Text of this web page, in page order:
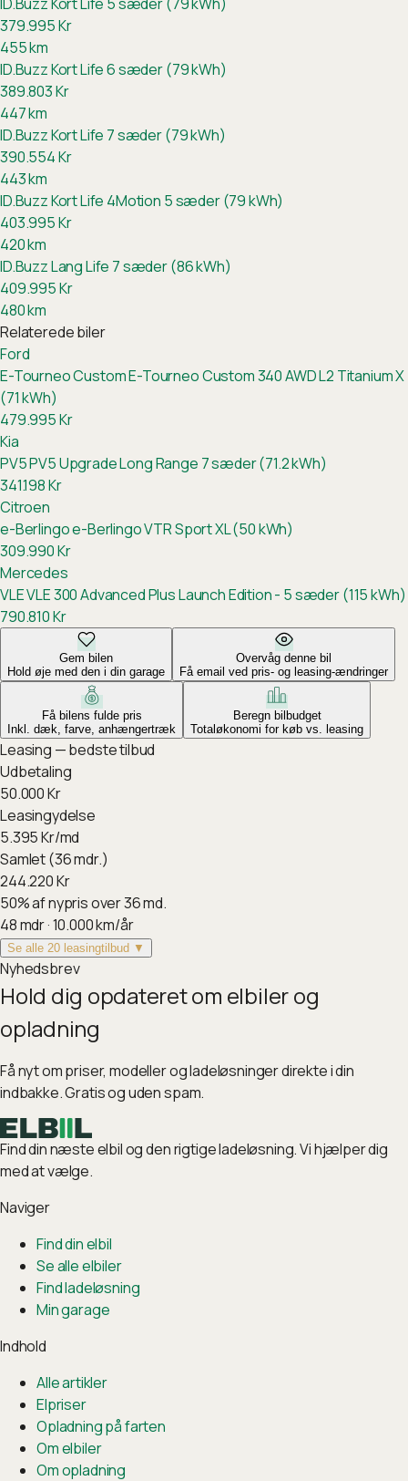
379.995Kr
455km
ID.Buzz Kort Life 6 sæder (79 kWh)
389.803Kr
447km
ID.Buzz Kort Life 7 sæder (79 kWh)
390.554Kr
443km
ID.Buzz Kort Life 4Motion 5 sæder (79 kWh)
403.995Kr
420km
ID.Buzz Lang Life 7 sæder (86 kWh)
409.995Kr
480km
Relaterede biler
Ford
E-Tourneo CustomE-Tourneo Custom 340 AWD L2 Titanium X
(71 kWh)
479.995Kr
Kia
PV5PV5 Upgrade Long Range 7 sæder (71.2 kWh)
341.198Kr
Citroen
e-Berlingoe-Berlingo VTR Sport XL (50 kWh)
309.990Kr
Mercedes
VLEVLE 300 Advanced Plus Launch Edition - 5 sæder (115 kWh)
790.810Kr
Gem bilen
Hold øje med den i din garage
Overvåg denne bil
Få email ved pris- og leasing-ændringer
Få bilens fulde pris
Inkl. dæk, farve, anhængertræk
Beregn bilbudget
Totaløkonomi for køb vs. leasing
Leasing — bedste tilbud
Udbetaling
50.000Kr
Leasingydelse
5.395Kr/md
Samlet (36 mdr.)
244.220Kr
50%af nypris over 36 md.
48mdr ·10.000km/år
Se alle 20 leasingtilbud ▼
Nyhedsbrev
Hold dig opdateret om elbiler og
opladning
Få nyt om priser, modeller og ladeløsninger direkte i din
indbakke. Gratis og uden spam.
Find din næste elbil og den rigtige ladeløsning. Vi hjælper dig
med at vælge.
Naviger
Find din elbil
Se alle elbiler
Find ladeløsning
Min garage
Indhold
Alle artikler
Elpriser
Opladning på farten
Om elbiler
Om opladning